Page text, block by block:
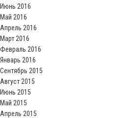
Июнь 2016
Май 2016
Апрель 2016
Март 2016
Февраль 2016
Январь 2016
Сентябрь 2015
Август 2015
Июнь 2015
Май 2015
Апрель 2015